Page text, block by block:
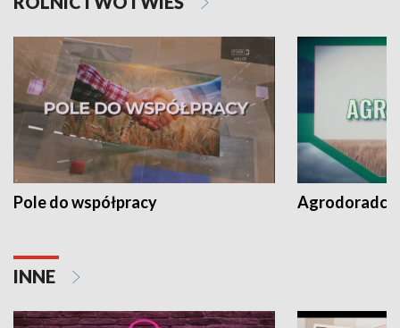
Pole do współpracy Agrodoradcy
INNE